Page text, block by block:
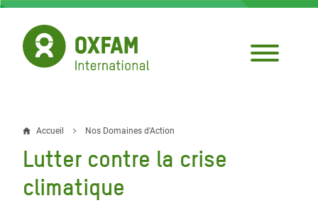
Aller
contenu
principal
Fil
d'Ariane
Accueil Nos Domaines d'Action
Lutter contre la crise
climatique